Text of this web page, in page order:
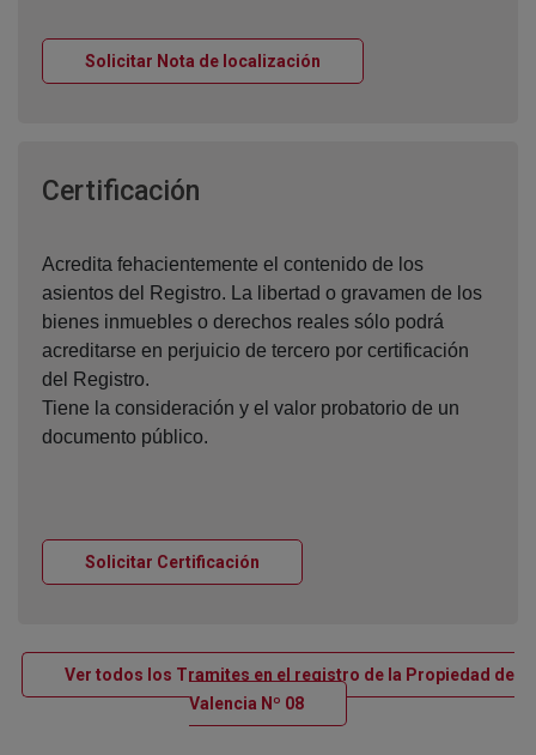
Solicitar Nota de localización
Certificación
Acredita fehacientemente el contenido de los
asientos del Registro. La libertad o gravamen de los
bienes inmuebles o derechos reales sólo podrá
acreditarse en perjuicio de tercero por certificación
del Registro.
Tiene la consideración y el valor probatorio de un
documento público.
Solicitar Certificación
Ver todos los Tramites en el registro de la Propiedad de
Valencia Nº 08Ventana nueva